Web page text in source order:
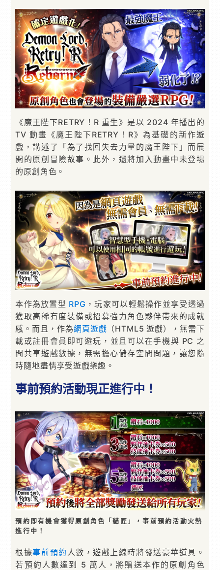
《魔王陛下RETRY！R 重生》是以 2024 年播出的
TV 動畫《魔王陛下RETRY！R》為基礎的新作遊
戲，講述了「為了找回失去力量的魔王陛下」而展
開的原創冒險故事。此外，還將加入動畫中未登場
的原創角色。
本作為放置型 RPG ，玩家可以輕鬆操作並享受透過
獲取高稀有度裝備或招募強力角色夥伴帶來的成就
感。而且，作為網頁遊戲 （HTML5 遊戲），無需下
載或註冊會員即可遊玩，並且可以在手機與 PC 之
間共享遊戲數據，無需擔心儲存空間問題，讓您隨
時隨地盡情享受遊戲樂趣。
事前預約活動現正進行中！
預約即有機會獲得原創角色「貓匠」，事前預約活動火熱
進行中！
根據事前預約 人數，遊戲上線時將發送豪華道具。
若預約人數達到 5 萬人，將贈送本作的原創角色